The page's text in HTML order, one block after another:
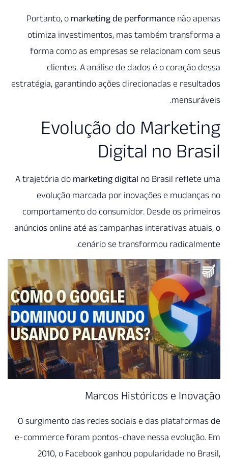
Portanto, omarketing de performancenão
otimiza investimentos, mas também
forma como as empresas se relacionam
clientes. A análise de dados é o coração
estratégia, garantindo ações direcionadas e
Evolução do
Digital no
A trajetória domarketing digitalno Brasil
evolução marcada por inovações e
comportamento do consumidor. Desde os
anúncios online até as campanhas interativas
cenário se transformou
Marcos Históricos e
O surgimento das redes sociais e das
e-commerce foram pontos-chave nessa
2010, o Facebook ganhou popularidade no